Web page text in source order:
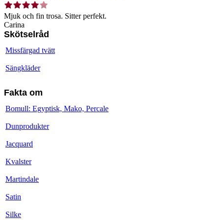
Mjuk och fin trosa. Sitter perfekt.
Carina
Skötselråd
Missfärgad tvätt
Sängkläder
Fakta om
Bomull: Egyptisk, Mako, Percale
Dunprodukter
Jacquard
Kvalster
Martindale
Satin
Silke